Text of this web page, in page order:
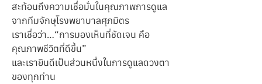
สะท้อนถึงความเชื่อมั่นในคุณภาพการดูแล
จากทีมจักษุโรงพยาบาลศุภมิตร
เราเชื่อว่า…“การมองเห็นที่ชัดเจน คือ
คุณภาพชีวิตที่ดีขึ้น”
และเรายินดีเป็นส่วนหนึ่งในการดูแลดวงตา
ของทุกท่าน